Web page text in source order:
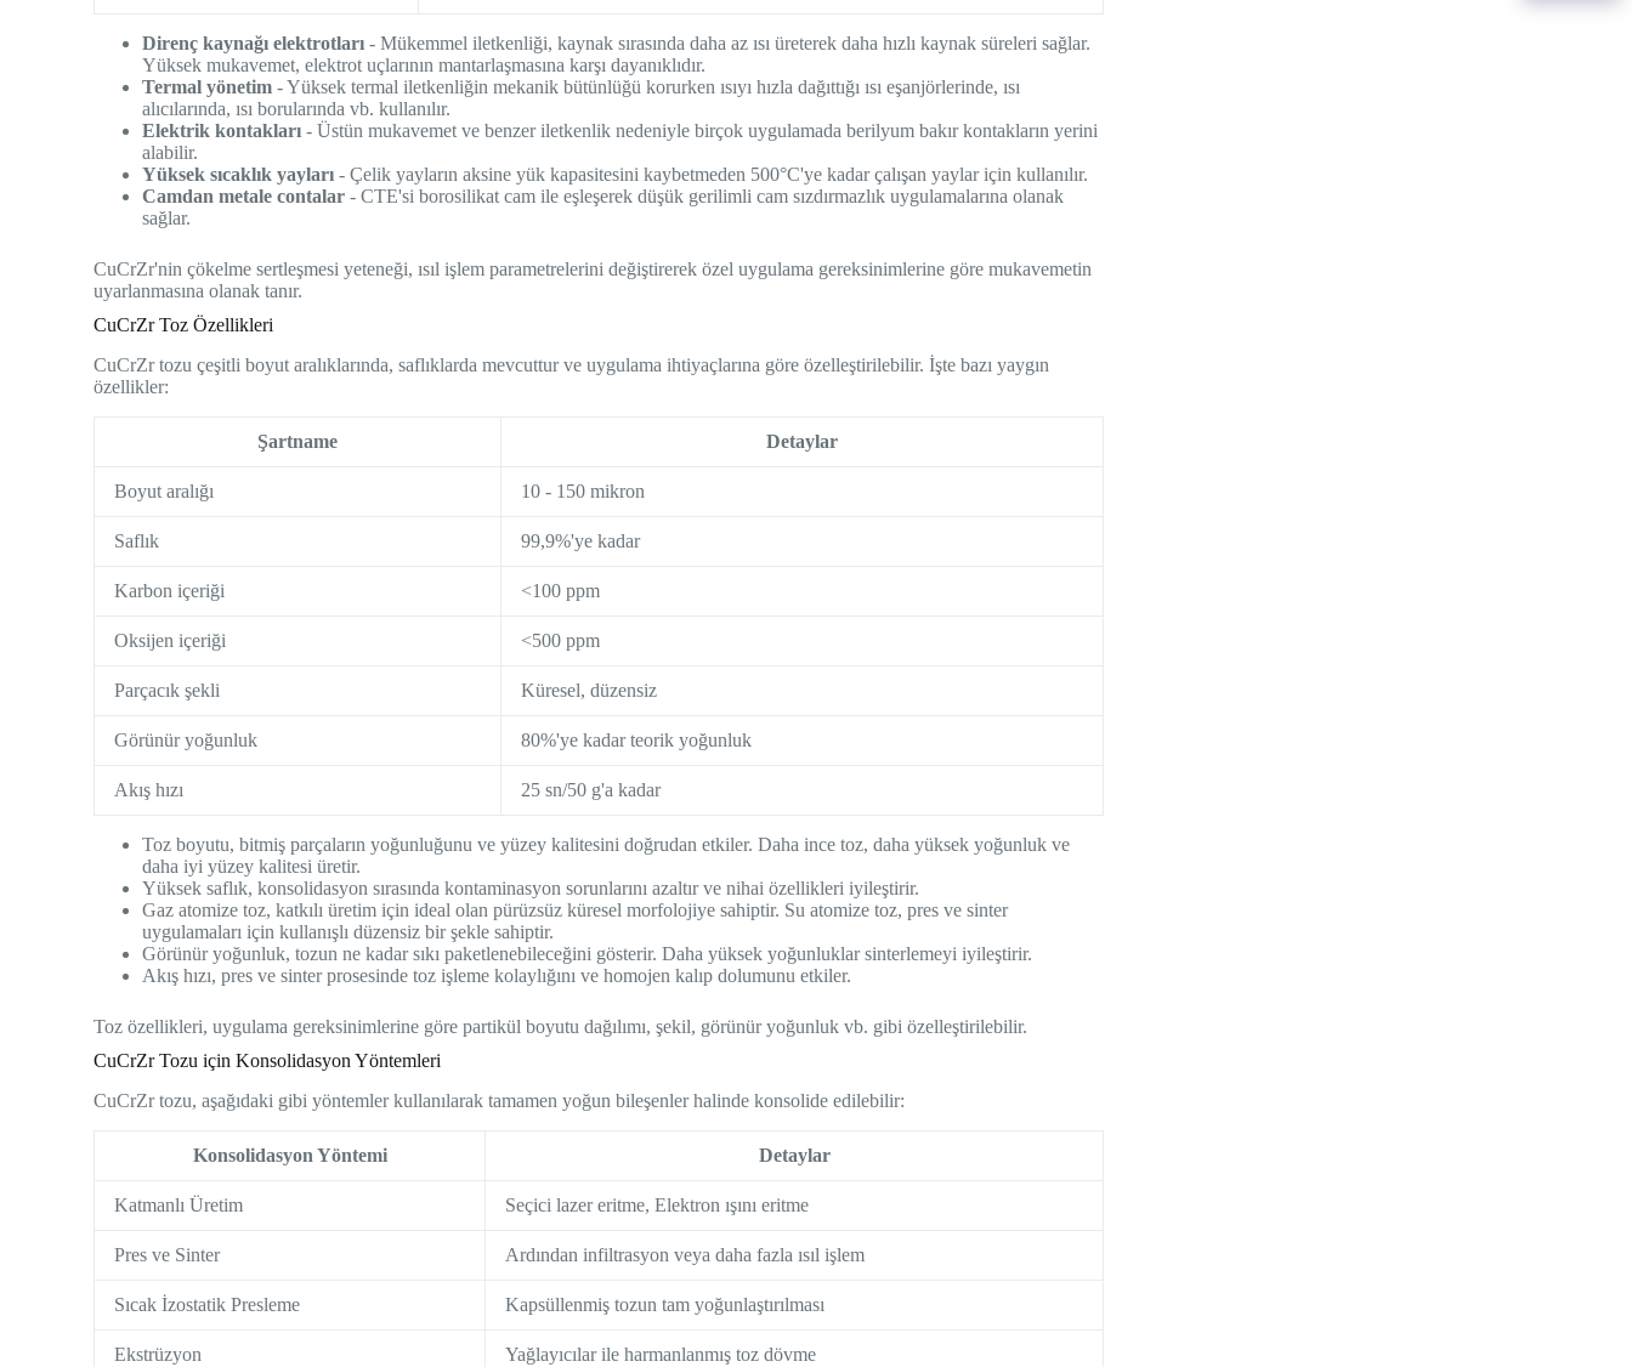
Direnç kaynağı elektrotları - Mükemmel iletkenliği, kaynak sırasında daha az ısı üreterek daha hızlı kaynak süreleri sağlar.
Yüksek mukavemet, elektrot uçlarının mantarlaşmasına karşı dayanıklıdır.
Termal yönetim - Yüksek termal iletkenliğin mekanik bütünlüğü korurken ısıyı hızla dağıttığı ısı eşanjörlerinde, ısı
alıcılarında, ısı borularında vb. kullanılır.
Elektrik kontakları - Üstün mukavemet ve benzer iletkenlik nedeniyle birçok uygulamada berilyum bakır kontakların yerini
alabilir.
Yüksek sıcaklık yayları - Çelik yayların aksine yük kapasitesini kaybetmeden 500°C'ye kadar çalışan yaylar için kullanılır.
Camdan metale contalar - CTE'si borosilikat cam ile eşleşerek düşük gerilimli cam sızdırmazlık uygulamalarına olanak
sağlar.
CuCrZr'nin çökelme sertleşmesi yeteneği, ısıl işlem parametrelerini değiştirerek özel uygulama gereksinimlerine göre mukavemetin
uyarlanmasına olanak tanır.
CuCrZr Toz Özellikleri
CuCrZr tozu çeşitli boyut aralıklarında, saflıklarda mevcuttur ve uygulama ihtiyaçlarına göre özelleştirilebilir. İşte bazı yaygın
özellikler:
Şartname Detaylar
Boyut aralığı 10 - 150 mikron
Saflık 99,9%'ye kadar
Karbon içeriği <100 ppm
Oksijen içeriği <500 ppm
Parçacık şekli Küresel, düzensiz
Görünür yoğunluk 80%'ye kadar teorik yoğunluk
Akış hızı 25 sn/50 g'a kadar
Toz boyutu, bitmiş parçaların yoğunluğunu ve yüzey kalitesini doğrudan etkiler. Daha ince toz, daha yüksek yoğunluk ve
daha iyi yüzey kalitesi üretir.
Yüksek saflık, konsolidasyon sırasında kontaminasyon sorunlarını azaltır ve nihai özellikleri iyileştirir.
Gaz atomize toz, katkılı üretim için ideal olan pürüzsüz küresel morfolojiye sahiptir. Su atomize toz, pres ve sinter
uygulamaları için kullanışlı düzensiz bir şekle sahiptir.
Görünür yoğunluk, tozun ne kadar sıkı paketlenebileceğini gösterir. Daha yüksek yoğunluklar sinterlemeyi iyileştirir.
Akış hızı, pres ve sinter prosesinde toz işleme kolaylığını ve homojen kalıp dolumunu etkiler.
Toz özellikleri, uygulama gereksinimlerine göre partikül boyutu dağılımı, şekil, görünür yoğunluk vb. gibi özelleştirilebilir.
CuCrZr Tozu için Konsolidasyon Yöntemleri
CuCrZr tozu, aşağıdaki gibi yöntemler kullanılarak tamamen yoğun bileşenler halinde konsolide edilebilir:
Konsolidasyon Yöntemi Detaylar
Katmanlı Üretim Seçici lazer eritme, Elektron ışını eritme
Pres ve Sinter Ardından infiltrasyon veya daha fazla ısıl işlem
Sıcak İzostatik Presleme Kapsüllenmiş tozun tam yoğunlaştırılması
Ekstrüzyon Yağlayıcılar ile harmanlanmış toz dövme